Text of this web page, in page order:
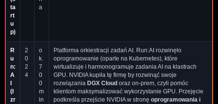
ta
rt
u
p)
a
R
u
n:
A
(I
zr
2
0
2
4
o
k.
7
0
0
m
ln
Platforma orkiestracji zadań AI. Run:AI rozwinęło
oprogramowanie (oparte na Kubernetes), które
wirtualizuje i harmonogramuje zadania AI na klastrach
GPU. NVIDIA kupiła tę firmę by rozwinąć swoje
rozwiązania DGX Cloud oraz on-prem, czyli pomóc
klientom maksymalizować wykorzystanie GPU. Przejęcie
podkreśla przejście NVIDIA w stronę oprogramowania i